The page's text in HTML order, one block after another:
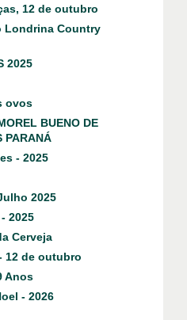
12 de outubro
Londrina Country
2025
ovos
BUENO DE
PARANÁ
- 2025
2025
2025
Cerveja
12 de outubro
Anos
- 2026